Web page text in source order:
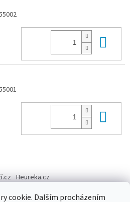
cookie. Dalším procházením
Heureka.cz